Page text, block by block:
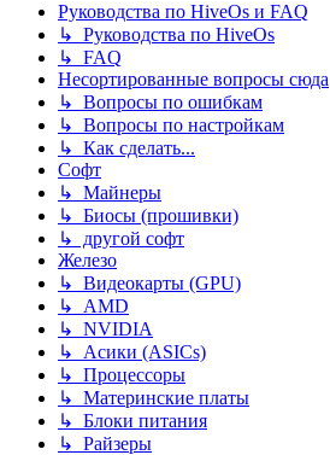
Руководства по HiveOs и FAQ
↳ Руководства по HiveOs
↳ FAQ
Несортированные вопросы сюда
↳ Вопросы по ошибкам
↳ Вопросы по настройкам
↳ Как сделать...
Софт
↳ Майнеры
↳ Биосы (прошивки)
↳ другой софт
Железо
↳ Видеокарты (GPU)
↳ AMD
↳ NVIDIA
↳ Асики (ASICs)
↳ Процессоры
↳ Материнские платы
↳ Блоки питания
↳ Райзеры